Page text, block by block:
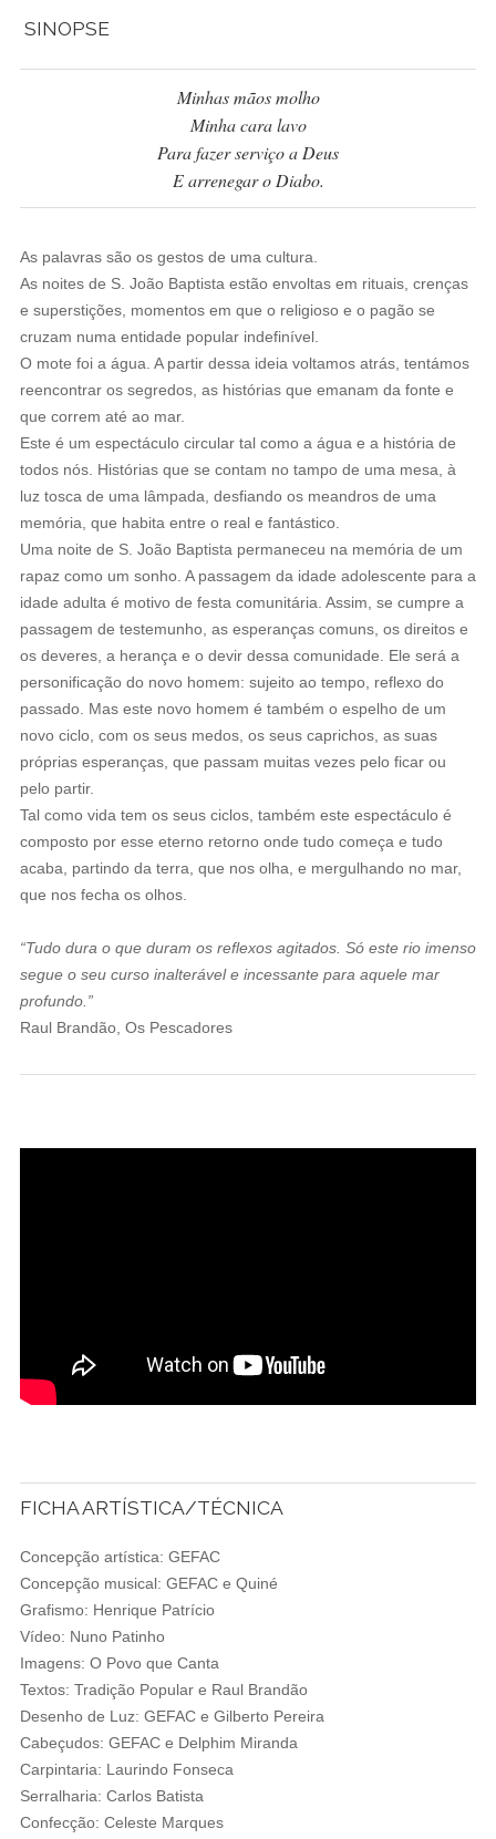
SINOPSE
Minhas mãos molho
Minha cara lavo
Para fazer serviço a Deus
E arrenegar o Diabo.
As palavras são os gestos de uma cultura.
As noites de S. João Baptista estão envoltas em rituais, crenças
e superstições, momentos em que o religioso e o pagão se
cruzam numa entidade popular indefinível.
O mote foi a água. A partir dessa ideia voltamos atrás, tentámos
reencontrar os segredos, as histórias que emanam da fonte e
que correm até ao mar.
Este é um espectáculo circular tal como a água e a história de
todos nós. Histórias que se contam no tampo de uma mesa, à
luz tosca de uma lâmpada, desfiando os meandros de uma
memória, que habita entre o real e fantástico.
Uma noite de S. João Baptista permaneceu na memória de um
rapaz como um sonho. A passagem da idade adolescente para a
idade adulta é motivo de festa comunitária. Assim, se cumpre a
passagem de testemunho, as esperanças comuns, os direitos e
os deveres, a herança e o devir dessa comunidade. Ele será a
personificação do novo homem: sujeito ao tempo, reflexo do
passado. Mas este novo homem é também o espelho de um
novo ciclo, com os seus medos, os seus caprichos, as suas
próprias esperanças, que passam muitas vezes pelo ficar ou
pelo partir.
Tal como vida tem os seus ciclos, também este espectáculo é
composto por esse eterno retorno onde tudo começa e tudo
acaba, partindo da terra, que nos olha, e mergulhando no mar,
que nos fecha os olhos.
“Tudo dura o que duram os reflexos agitados. Só este rio imenso
segue o seu curso inalterável e incessante para aquele mar
profundo.”
Raul Brandão, Os Pescadores
FICHA ARTÍSTICA/TÉCNICA
Concepção artística: GEFAC
Concepção musical: GEFAC e Quiné
Grafismo: Henrique Patrício
Vídeo: Nuno Patinho
Imagens: O Povo que Canta
Textos: Tradição Popular e Raul Brandão
Desenho de Luz: GEFAC e Gilberto Pereira
Cabeçudos: GEFAC e Delphim Miranda
Carpintaria: Laurindo Fonseca
Serralharia: Carlos Batista
Confecção: Celeste Marques